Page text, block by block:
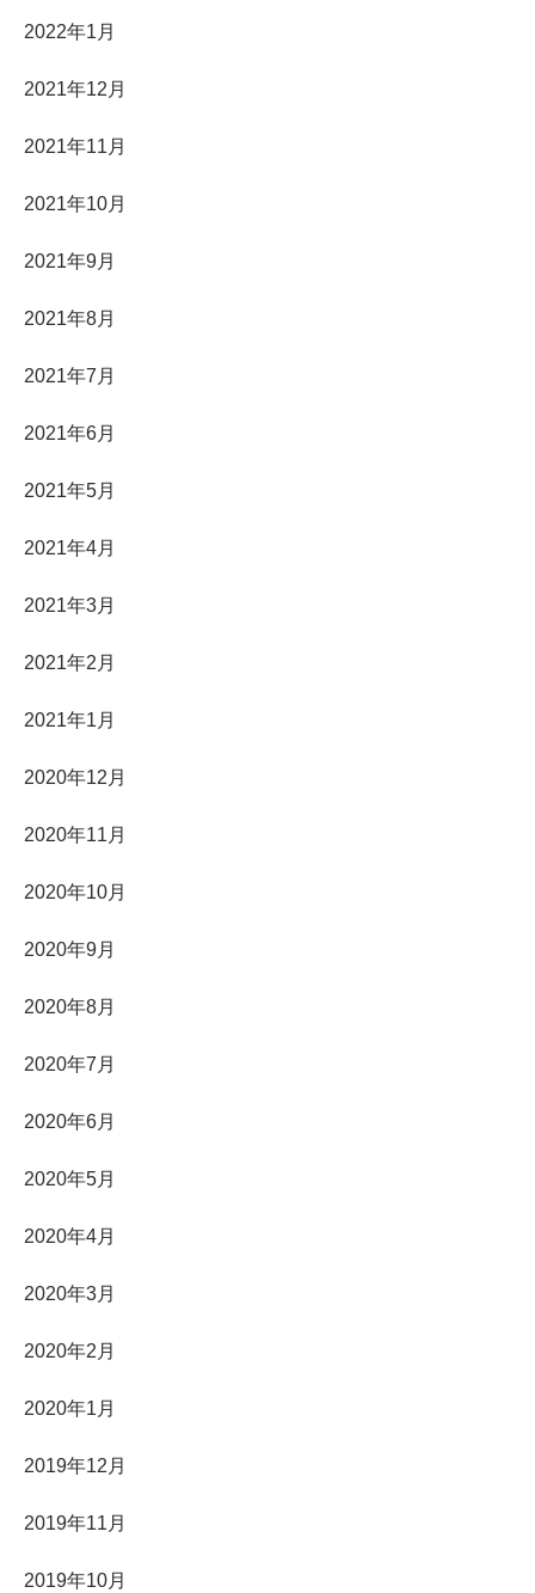
2022年1月
2021年12月
2021年11月
2021年10月
2021年9月
2021年8月
2021年7月
2021年6月
2021年5月
2021年4月
2021年3月
2021年2月
2021年1月
2020年12月
2020年11月
2020年10月
2020年9月
2020年8月
2020年7月
2020年6月
2020年5月
2020年4月
2020年3月
2020年2月
2020年1月
2019年12月
2019年11月
2019年10月